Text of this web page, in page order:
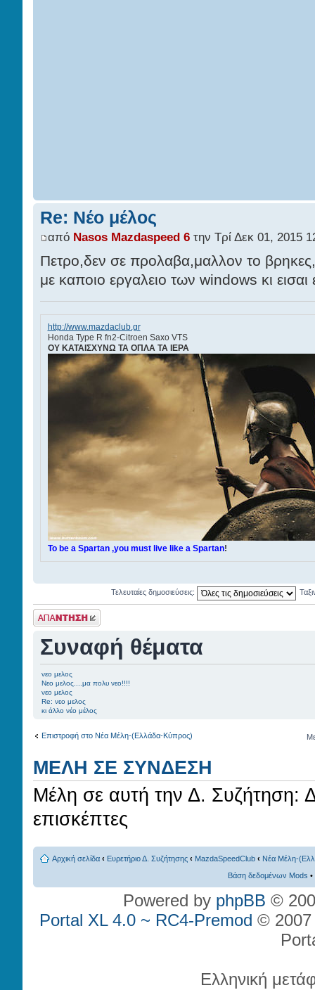
Re: Νέο μέλος
από Nasos Mazdaspeed 6την Τρί Δεκ 01, 2015
Πετρο,δεν σε προλαβα,μαλλον το
με καποιο εργαλειο των windows κι εισαι
http://www.mazdaclub.gr
Ηonda Type R fn2-Citroen Saxo VTS
ΟY ΚΑΤΑΙΣΧΥΝΩ ΤΑ ΟΠΛΑ ΤΑ ΙΕΡΑ
To be a Spartan ,you must live like a Spartan!
Τελευταίες δημοσιεύσεις:
Γράψτε το σχόλιο
σας
Συναφή θέματα
νεο μελος
Νεο μελος....μα πολυ νεο!!!!
νεο μελος
Re: νεο μελος
κι άλλο νέο μέλος
Επιστροφή στο Νέα Μέλη-(Ελλάδα-Κύπρος)
ΜΈΛΗ ΣΕ ΣΎΝΔΕΣΗ
Μέλη σε αυτή την Δ. Συζήτηση:
επισκέπτες
Αρχική σελίδα ‹ Ευρετήριο Δ. Συζήτησης ‹ MazdaSpeedClub ‹ Νέα Μέλη-
Βάση δεδομένων Mods •
Powered by phpBB ©
Portal XL 4.0 ~ RC4-Premod © 2007
Ελληνική